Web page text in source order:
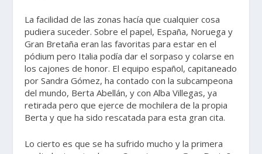
La facilidad de las zonas hacía que cualquier cosa
pudiera suceder. Sobre el papel, España, Noruega y
Gran Bretaña eran las favoritas para estar en el
pódium pero Italia podía dar el sorpaso y colarse en
los cajones de honor. El equipo español, capitaneado
por Sandra Gómez, ha contado con la subcampeona
del mundo, Berta Abellán, y con Alba Villegas, ya
retirada pero que ejerce de mochilera de la propia
Berta y que ha sido rescatada para esta gran cita.
Lo cierto es que se ha sufrido mucho y la primera